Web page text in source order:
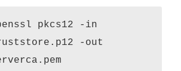
pkcs12 -in
-out